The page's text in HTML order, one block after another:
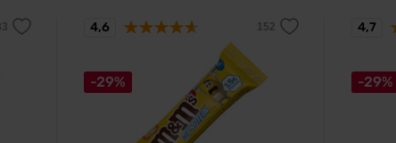
-29%
4,6
-29%
4,7